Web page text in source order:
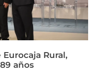
Rural,
años